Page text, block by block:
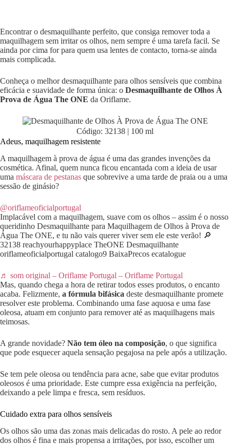
Encontrar o desmaquilhante perfeito, que consiga remover toda a
maquilhagem sem irritar os olhos, nem sempre é uma tarefa facil. Se
ainda por cima for para quem usa lentes de contacto, torna-se ainda
mais complicada.
Conheça o melhor desmaquilhante para olhos sensíveis que combina
eficácia e suavidade de forma única: o Desmaquilhante de Olhos À
Prova de Água The ONE da Oriflame.
Código: 32138 | 100 ml
Adeus, maquilhagem resistente
A maquilhagem à prova de água é uma das grandes invenções da
cosmética. Afinal, quem nunca ficou encantada com a ideia de usar
uma máscara de pestanas que sobrevive a uma tarde de praia ou a uma
sessão de ginásio?
@oriflameoficialportugal
Implacável com a maquilhagem, suave com os olhos – assim é o nosso
queridinho Desmaquilhante para Maquilhagem de Olhos à Prova de
Água The ONE, e tu não vais querer viver sem ele este verão! 🔎
32138 reachyourhappyplace TheONE Desmaquilhante
oriflameoficialportugal catalogo9 BaixaPrecos ecatalogue
♬ som original – Oriflame Portugal – Oriflame Portugal
Mas, quando chega a hora de retirar todos esses produtos, o encanto
acaba. Felizmente, a fórmula bifásica deste desmaquilhante promete
resolver este problema. Combinando uma fase aquosa e uma fase
oleosa, atuam em conjunto para remover até as maquilhagens mais
teimosas.
A grande novidade? Não tem óleo na composição, o que significa
que pode esquecer aquela sensação pegajosa na pele após a utilização.
Se tem pele oleosa ou tendência para acne, sabe que evitar produtos
oleosos é uma prioridade. Este cumpre essa exigência na perfeição,
deixando a pele limpa e fresca, sem resíduos.
Cuidado extra para olhos sensíveis
Os olhos são uma das zonas mais delicadas do rosto. A pele ao redor
dos olhos é fina e mais propensa a irritações, por isso, escolher um